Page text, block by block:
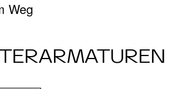
Weg